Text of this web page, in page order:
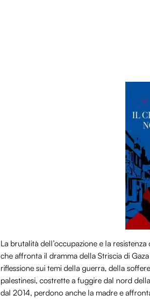
La brutalità dell’occupazione e la
che affronta il dramma della Striscia di
riflessione sui temi della guerra, della
palestinesi, costrette a fuggire dal nord
dal 2014, perdono anche la madre e